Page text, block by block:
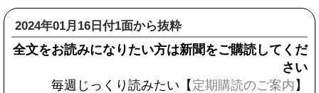
2024年01月16日付1面から抜粋
全文をお読みになりたい方は新聞をご購読してくだ
さい
毎週じっくり読みたい【 定期購読のご案内 】